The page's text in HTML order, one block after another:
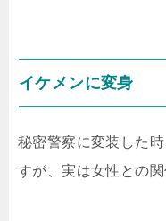
イケメンに変身
秘密警察に変装した
すが、実は女性との関